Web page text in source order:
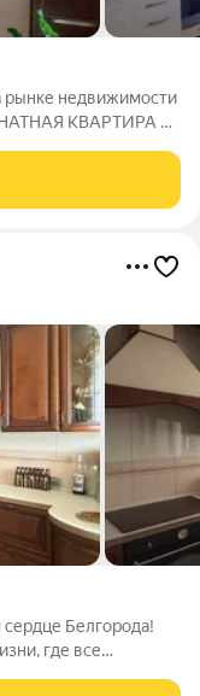
рынке недвижимости
КВАРТИРА С
у Вас возникли
Белгорода!
где все